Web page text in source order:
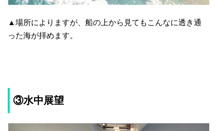
▲場所によりますが、船の上から見てもこんなに透き通
った海が拝めます。
③水中展望